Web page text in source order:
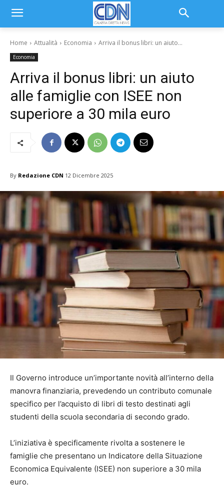
Home Attualità Economia Arriva il bonus libri: un aiuto...
Economia
Arriva il bonus libri: un aiuto
alle famiglie con ISEE non
superiore a 30 mila euro
By Redazione CDN 12 Dicembre 2025
Il Governo introduce un’importante novità all’interno della
manovra finanziaria, prevedendo un contributo comunale
specifico per l’acquisto di libri di testo destinati agli
studenti della scuola secondaria di secondo grado.
L’iniziativa è specificamente rivolta a sostenere le
famiglie che presentano un Indicatore della Situazione
Economica Equivalente (ISEE) non superiore a 30 mila
euro.